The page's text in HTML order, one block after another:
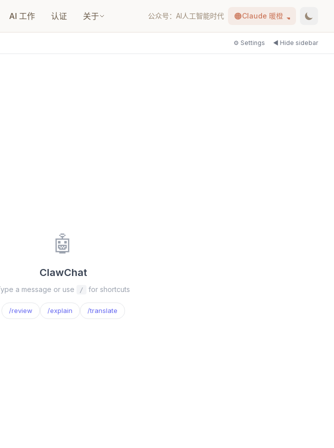
AI 工作 认证 关于 公众号：AI人工智能时代 🟠Claude 暖橙
⚙ Settings ◀ Hide sidebar
🤖
ClawChat
a message or use / for shortcuts
/review /explain /translate